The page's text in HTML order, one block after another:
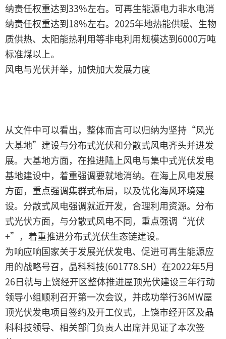
纳责任权重达到33%左右。可再生能源电力非水电消
纳责任权重达到18%左右。2025年地热能供暖、生物
质供热、太阳能热利用等非电利用规模达到6000万吨
标准煤以上。
风电与光伏并举，加快加大发展力度
从文件中可以看出，整体而言可以归纳为坚持“风光
大基地”建设与分布式光伏和分散式风电齐头并进发
展。大基地方面，在推进陆上风电与集中式光伏发电
基地建设中，着重强调要就地消纳。在海上风电发展
方面，重点强调集群式布局，以及优化海风环境建
设。分散式风电强调就近开发，合理利用资源。分布
式光伏方面，与分散式风电不同，重点强调“光伏
+”，着重推进分布式光伏生态链建设。
为响应响国家关于发展光伏发电、促进可再生能源应
用的战略号召，晶科科技(601778.SH）在2022年5月
26日就与上饶经开区整体推进屋顶光伏建设三年行动
领导小组顺利召开第一次会议，并成功举行36MW屋
顶光伏发电项目签约及开工仪式，上饶市经开区及晶
科科技领导、相关部门负责人出席并见证了本次签